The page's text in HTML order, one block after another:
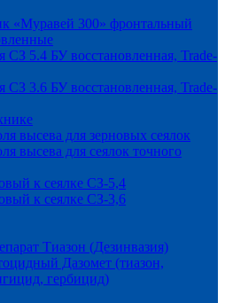
«Муравей 300» фронтальный
СЗ 5.4 БУ восстановленная, Trade-
СЗ 3.6 БУ восстановленная, Trade-
высева для зерновых сеялок
высева для сеялок точного
к сеялке СЗ-5,4
к сеялке СЗ-3,6
Тиазон (Дезинвазия)
Дазомет (тиазон,
гербицид)